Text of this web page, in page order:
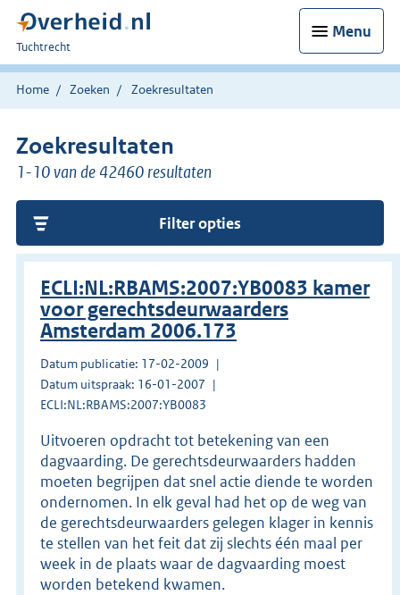
Menu
U
bent
hier:
Tuchtrecht
Home Zoeken Zoekresultaten
Zoekresultaten
1-10 van de 42460 resultaten
Filter opties
ECLI:NL:RBAMS:2007:YB0083 kamer
voor gerechtsdeurwaarders
Amsterdam 2006.173
Datum publicatie: 17-02-2009
Datum uitspraak: 16-01-2007
ECLI:NL:RBAMS:2007:YB0083
Uitvoeren opdracht tot betekening van een
dagvaarding. De gerechtsdeurwaarders hadden
moeten begrijpen dat snel actie diende te worden
ondernomen. In elk geval had het op de weg van
de gerechtsdeurwaarders gelegen klager in kennis
te stellen van het feit dat zij slechts één maal per
week in de plaats waar de dagvaarding moest
worden betekend kwamen.